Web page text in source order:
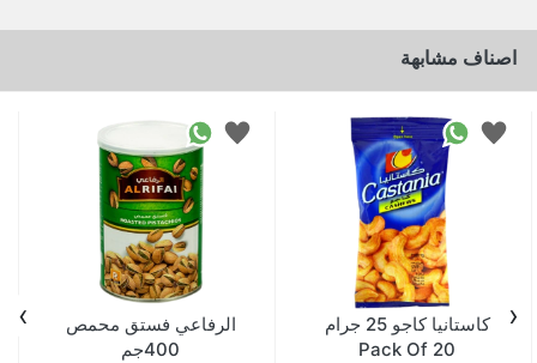
اصناف مشابهة
كاستانيا كاجو 25 جرام
Pack Of 20
الرفاعي فستق محمص
400جم
‹
›